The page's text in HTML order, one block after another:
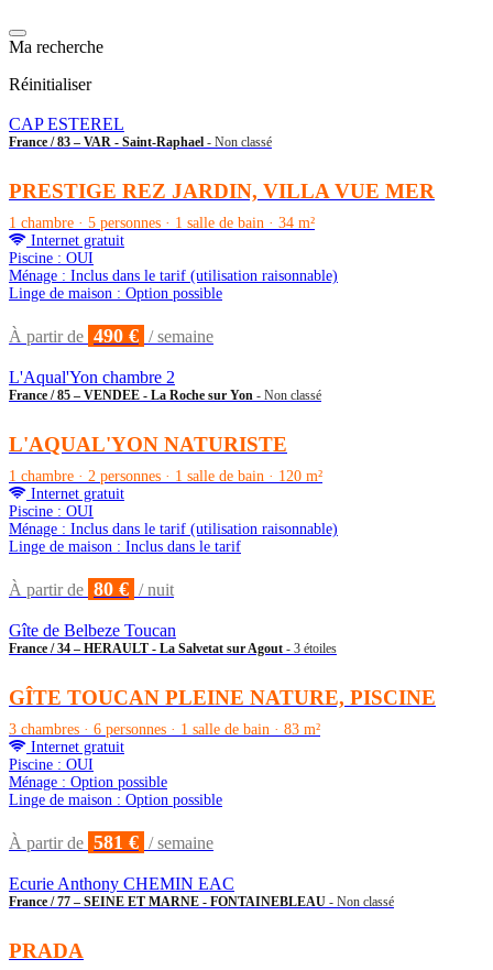
Ma recherche
Réinitialiser
CAP ESTEREL
France / 83 – VAR - Saint-Raphael - Non classé
PRESTIGE REZ JARDIN, VILLA VUE MER
1 chambre · 5 personnes · 1 salle de bain · 34 m²
Internet gratuit
Piscine : OUI
Ménage : Inclus dans le tarif (utilisation raisonnable)
Linge de maison : Option possible
À partir de 490 € / semaine
L'Aqual'Yon chambre 2
France / 85 – VENDEE - La Roche sur Yon - Non classé
L'AQUAL'YON NATURISTE
1 chambre · 2 personnes · 1 salle de bain · 120 m²
Internet gratuit
Piscine : OUI
Ménage : Inclus dans le tarif (utilisation raisonnable)
Linge de maison : Inclus dans le tarif
À partir de 80 € / nuit
Gîte de Belbeze Toucan
France / 34 – HERAULT - La Salvetat sur Agout - 3 étoiles
GÎTE TOUCAN PLEINE NATURE, PISCINE
3 chambres · 6 personnes · 1 salle de bain · 83 m²
Internet gratuit
Piscine : OUI
Ménage : Option possible
Linge de maison : Option possible
À partir de 581 € / semaine
Ecurie Anthony CHEMIN EAC
France / 77 – SEINE ET MARNE - FONTAINEBLEAU - Non classé
PRADA